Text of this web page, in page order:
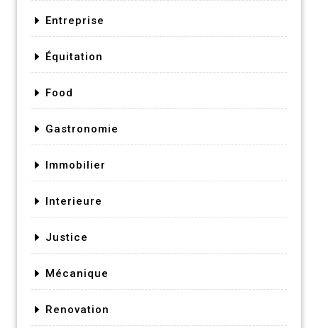
Entreprise
Équitation
Food
Gastronomie
Immobilier
Interieure
Justice
Mécanique
Renovation